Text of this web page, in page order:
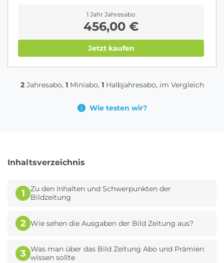
1 Jahr Jahresabo
456,00 €
Jetzt kaufen
2Jahresabo, 1Miniabo, 1Halbjahresabo, im Vergleich
Wie testen wir?
Inhaltsverzeichnis
1
Zu den Inhalten und Schwerpunkten der
Bildzeitung
2 Wie sehen die Ausgaben der Bild Zeitung aus?
3 Was man über das Bild Zeitung Abo und Prämien
wissen sollte